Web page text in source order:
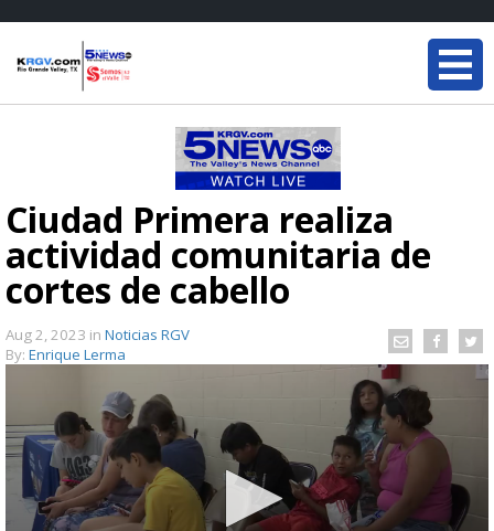
Ciudad Primera realiza
actividad comunitaria de
cortes de cabello
Aug 2, 2023 in Noticias RGV
By: Enrique Lerma